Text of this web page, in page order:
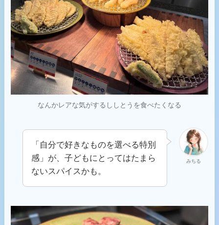
なんかレアな気がするししとうを食べたくなる
みちる
「自分で好きなものを選べる特別
感」が、子どもにとってはたまら
ないスパイスかも。